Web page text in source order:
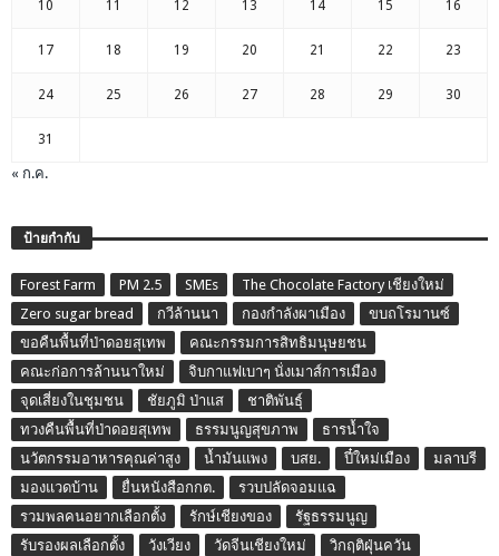
10 11 12 13 14 15 16
17 18 19 20 21 22 23
24 25 26 27 28 29 30
31
« ก.ค.
ป้ายกำกับ
Forest Farm PM 2.5 SMEs
The Chocolate Factory เชียงใหม่
Zero sugar bread
กวีล้านนา กองกำลังผาเมือง
ขบถโรมานซ์
ขอคืนพื้นที่ป่าดอยสุเทพ
คณะกรรมการสิทธิมนุษยชน
คณะก่อการล้านนาใหม่
จิบกาแฟเบาๆ นั่งเมาส์การเมือง
จุดเสี่ยงในชุมชน
ชัยภูมิ ป่าแส
ชาติพันธุ์
ทวงคืนพื้นที่ป่าดอยสุเทพ
ธรรมนูญสุขภาพ
ธารน้ำใจ
นวัตกรรมอาหารคุณค่าสูง
น้ำมันแพง บสย. ปี๋ใหม่เมือง
มลาบรี
มองแวดบ้าน
ยื่นหนังสือกกต.
รวบปลัดจอมแฉ
รวมพลคนอยากเลือกตั้ง
รักษ์เชียงของ
รัฐธรรมนูญ
รับรองผลเลือกตั้ง
วังเวียง วัดจีนเชียงใหม่
วิกฤติฝุ่นควัน